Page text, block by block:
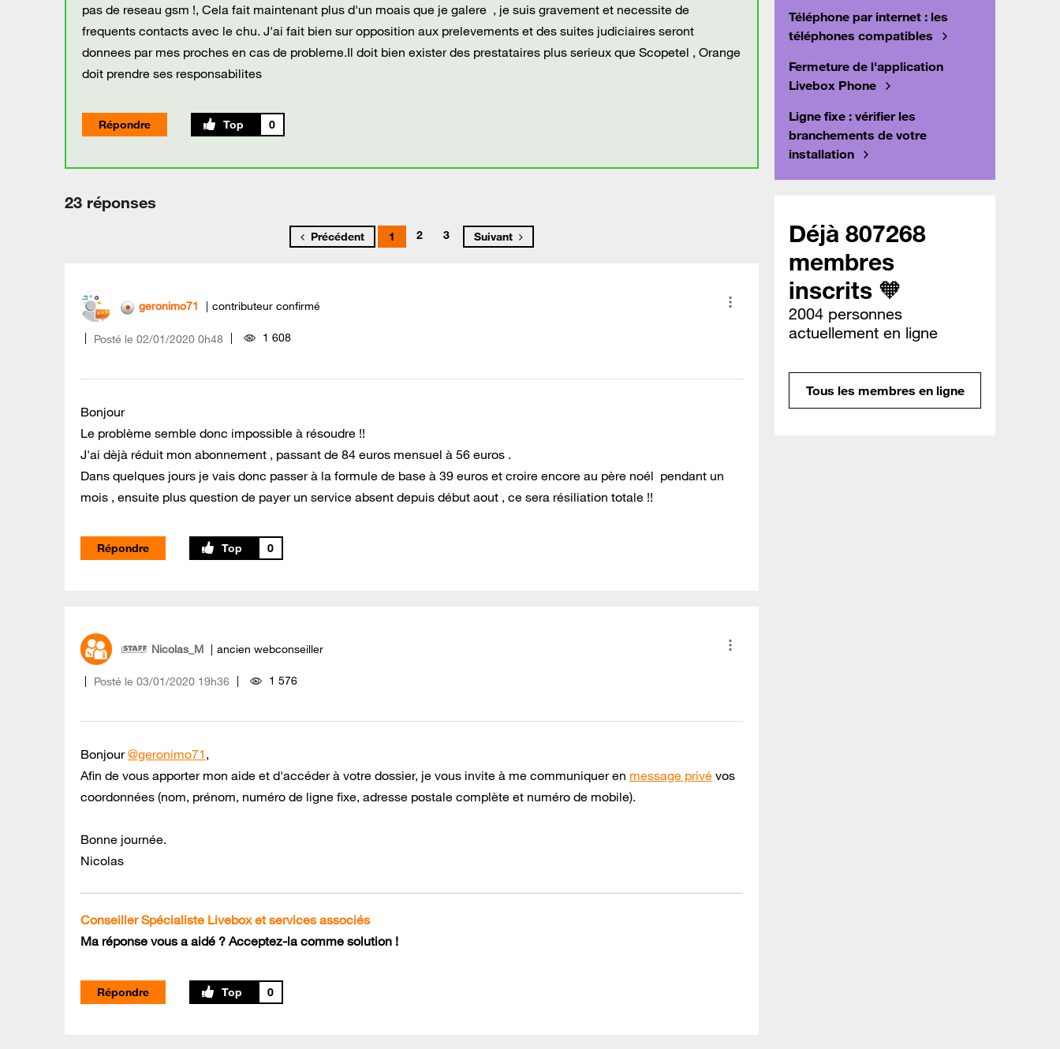
pas de reseau gsm !, Cela fait maintenant plus d'un moais que je galere , je suis gravement et necessite de
frequents contacts avec le chu. J'ai fait bien sur opposition aux prelevements et des suites judiciaires seront
donnees par mes proches en cas de probleme.Il doit bien exister des prestataires plus serieux que Scopetel , Orange
doit prendre ses responsabilites
Répondre 0
23 réponses
Précédent 1 2 3 Suivant
geronimo71 contributeur confirmé
Posté le ‎02/01/2020 0h48 1 608
Bonjour
Le problème semble donc impossible à résoudre !!
J'ai dèjà réduit mon abonnement , passant de 84 euros mensuel à 56 euros .
Dans quelques jours je vais donc passer à la formule de base à 39 euros et croire encore au père noél pendant un
mois , ensuite plus question de payer un service absent depuis début aout , ce sera résiliation totale !!
Répondre 0
Nicolas_M ancien webconseiller
Posté le ‎03/01/2020 19h36 1 576
Bonjour@geronimo71 ,
Afin de vous apporter mon aide et d'accéder à votre dossier, je vous invite à me communiquer en message privé vos
coordonnées (nom, prénom, numéro de ligne fixe, adresse postale complète et numéro de mobile).
Bonne journée.
Nicolas
Conseiller Spécialiste Livebox et services associés
Ma réponse vous a aidé ? Acceptez-la comme solution !
Répondre 0
Téléphone par internet : les
téléphones compatibles
Fermeture de l'application
Livebox Phone
Ligne fixe : vérifier les
branchements de votre
installation
Déjà 807268
membres
inscrits 🧡
2004 personnes
actuellement en ligne
Tous les membres en ligne